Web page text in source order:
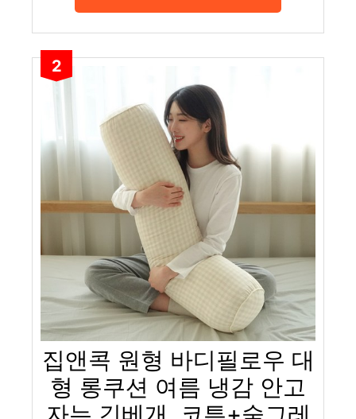
2
집앤콕 원형 바디필로우 대
형 롱쿠션 여름 냉감 안고
자는 긴베개, 코튼+숮그레